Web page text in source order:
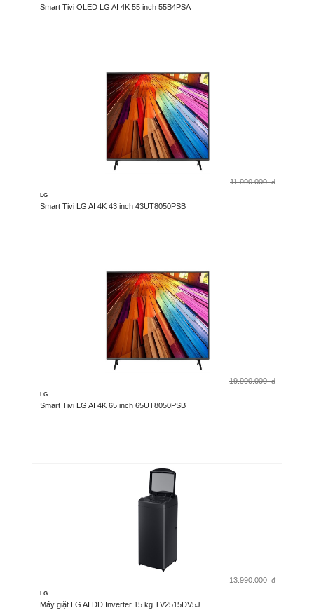
Smart Tivi OLED LG AI 4K 55 inch 55B4PSA
11.990.000 đ
LG
Smart Tivi LG AI 4K 43 inch 43UT8050PSB
19.990.000 đ
LG
Smart Tivi LG AI 4K 65 inch 65UT8050PSB
13.990.000 đ
LG
Máy giặt LG AI DD Inverter 15 kg TV2515DV5J